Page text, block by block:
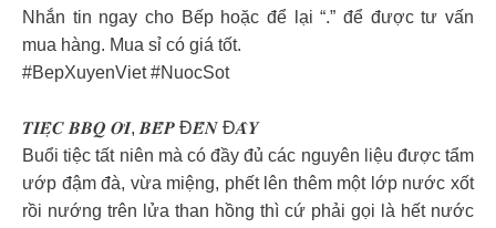
Nhắn tin ngay cho Bếp hoặc để lại “.” để được tư vấn
mua hàng. Mua sỉ có giá tốt.
#BepXuyenViet #NuocSot
𝑻𝑰𝑬̣̂𝑪 𝑩𝑩𝑸 𝑶̛𝑰, 𝑩𝑬̂́𝑷 Đ𝑬̂́𝑵 Đ𝑨̂𝒀
Buổi tiệc tất niên mà có đầy đủ các nguyên liệu được tẩm
ướp đậm đà, vừa miệng, phết lên thêm một lớp nước xốt
rồi nướng trên lửa than hồng thì cứ phải gọi là hết nước